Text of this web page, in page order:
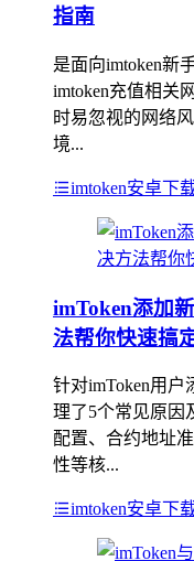
指南
是面向imtoken新
imtoken充值相关
时易忽视的网络
境...
imtoken安卓下
imToken添加
法帮你快速搞
针对imToken用
理了5个常见原因
配置、合约地址
性等核...
imtoken安卓下